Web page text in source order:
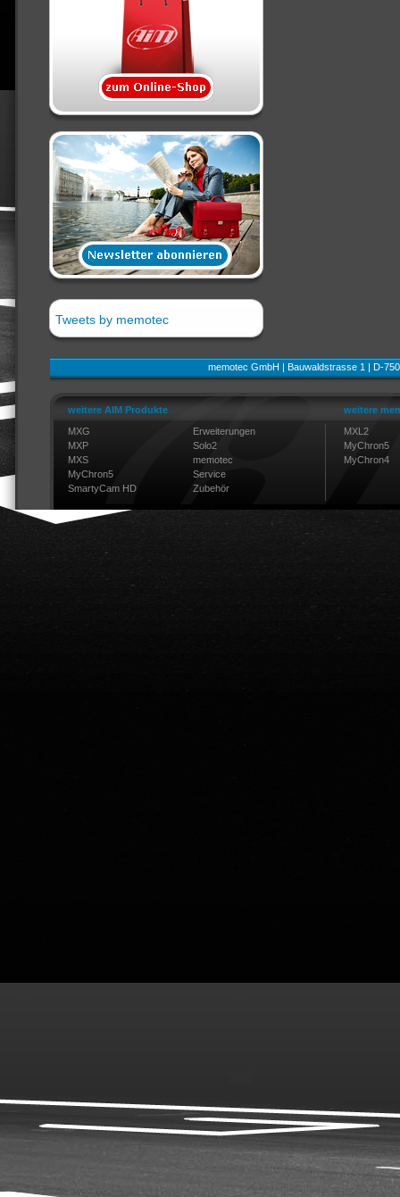
Tweets by memotec
memotec GmbH | Bauwaldstrasse 1 | D-
weitere AIM Produkte
MXG
Erweiterungen
MXP
Solo2
MXS
memotec
MyChron5
Service
SmartyCam HD
Zubehör
weitere
MXL2
MyChron5
MyChron4